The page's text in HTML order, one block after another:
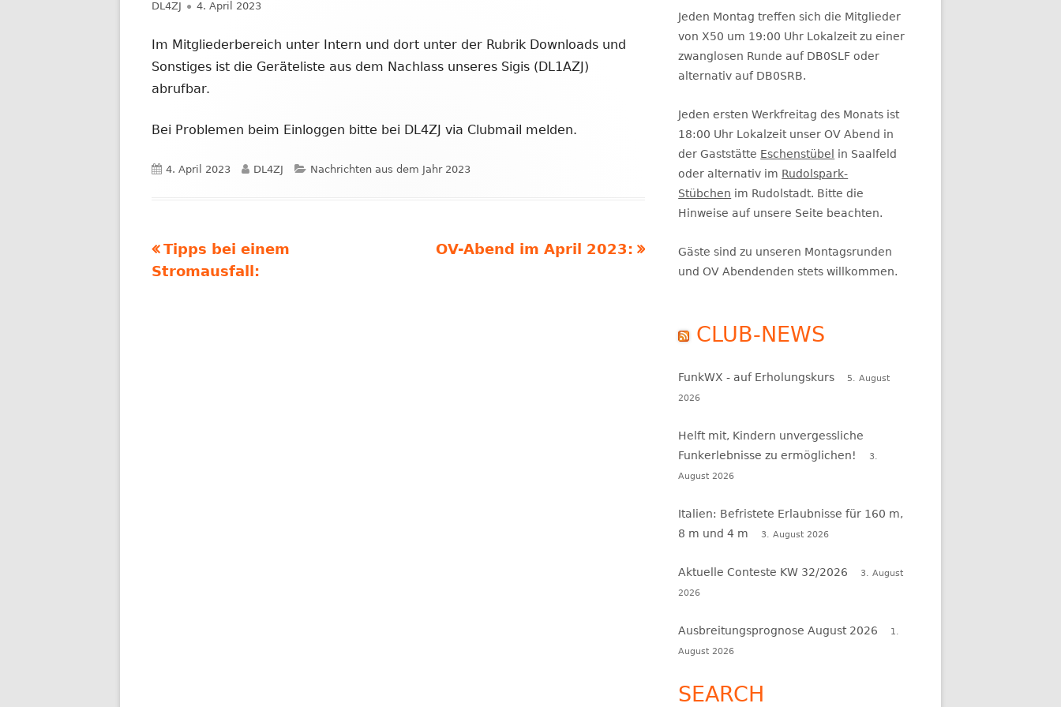
Autor
DL4ZJ
Veröffentlicht
4. April 2023
Im Mitgliederbereich unter Intern und dort unter der Rubrik Downloads und
Sonstiges ist die Geräteliste aus dem Nachlass unseres Sigis (DL1AZJ)
abrufbar.
Bei Problemen beim Einloggen bitte bei DL4ZJ via Clubmail melden.
Veröffentlicht
4. April 2023 Autor
DL4ZJ Kategorien
Nachrichten aus dem Jahr 2023
Beitragsnavigation
Vorheriger
Beitrag:
Tipps bei einem
Stromausfall:
Nächster
OV-Abend im April 2023:
Seitenleiste
Jeden Montag treffen sich die Mitglieder
von X50 um 19:00 Uhr Lokalzeit zu einer
zwanglosen Runde auf DB0SLF oder
alternativ auf DB0SRB.
Jeden ersten Werkfreitag des Monats ist
18:00 Uhr Lokalzeit unser OV Abend in
der Gaststätte Eschenstübel
in Saalfeld
oder alternativ im Rudolspark-
Stübchen im Rudolstadt. Bitte die
Hinweise auf unsere Seite beachten.
Gäste sind zu unseren Montagsrunden
und OV Abendenden stets willkommen.
CLUB-NEWS
FunkWX - auf Erholungskurs
5. August
2026
Helft mit, Kindern unvergessliche
Funkerlebnisse zu ermöglichen!
3.
August 2026
Italien: Befristete Erlaubnisse für 160 m,
8 m und 4 m
3. August 2026
Aktuelle Conteste KW 32/2026
3. August
2026
Ausbreitungsprognose August 2026
1.
August 2026
SEARCH